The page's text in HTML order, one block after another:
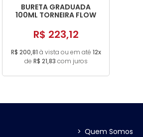
BURETA GRADUADA
100ML TORNEIRA FLOW
R$ 223,12
R$ 200,81 à vista ou em até 12x
de R$ 21,83 com juros
> Quem Somos